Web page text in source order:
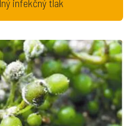
infekčný tlak